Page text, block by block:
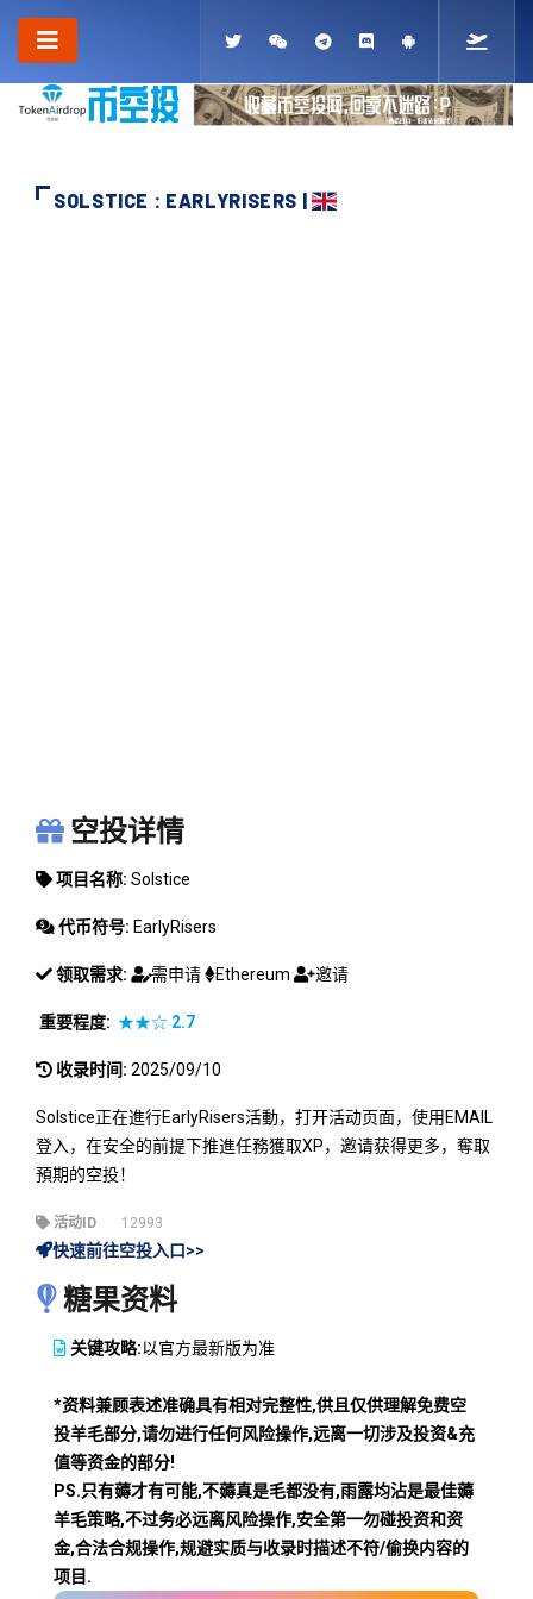
SOLSTICE : EARLYRISERS |
空投详情
项目名称: Solstice
代币符号: EarlyRisers
领取需求: 需申请 Ethereum 邀请
重要程度: ★★☆ 2.7
收录时间: 2025/09/10
Solstice正在進行EarlyRisers活動，打开活动页面，使用EMAIL
登入，在安全的前提下推進任務獲取XP，邀请获得更多，奪取
預期的空投！
活动ID 12993
快速前往空投入口>>
糖果资料
关键攻略:以官方最新版为准
*资料兼顾表述准确具有相对完整性,供且仅供理解免费空
投羊毛部分,请勿进行任何风险操作,远离一切涉及投资&充
值等资金的部分!
PS.只有薅才有可能,不薅真是毛都没有,雨露均沾是最佳薅
羊毛策略,不过务必远离风险操作,安全第一勿碰投资和资
金,合法合规操作,规避实质与收录时描述不符/偷换内容的
项目.